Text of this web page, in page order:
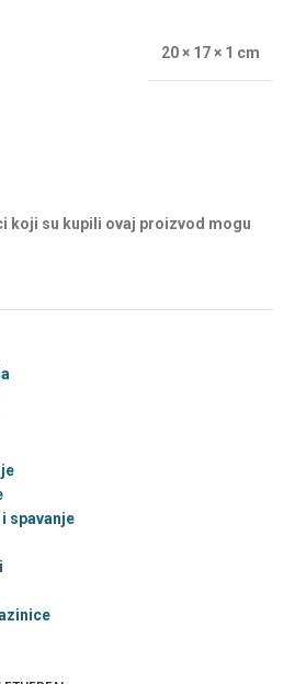
20 × 17 × 1 cm
koji su kupili ovaj proizvod mogu
spavanje